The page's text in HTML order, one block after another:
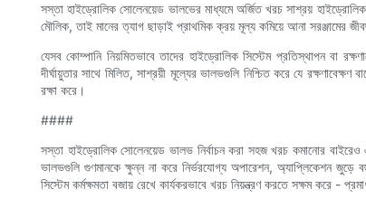
সস্তা হাইড্রোলিক সোলেনয়েড ভালভের মাধ্যমে অর্জিত খরচ সাশ্রয় হাইড্রোলিক
মৌলিক, তাই মানের ত্যাগ ছাড়াই প্রাথমিক ক্রয় মূল্য কমিয়ে আনা সরঞ্জামের
যেসব কোম্পানি নিয়মিতভাবে তাদের হাইড্রোলিক সিস্টেম প্রতিস্থাপন বা
দীর্ঘায়ুতার সাথে মিলিত, সাশ্রয়ী মূল্যের ভালভগুলি নিশ্চিত করে যে
রক্ষা করে।
####
সস্তা হাইড্রোলিক সোলেনয়েড ভালভ নির্বাচন করা সহজ খরচ কমানোর বাইরেও
ভালভগুলি গুণমানকে ক্ষুন্ন না করে নির্ভরযোগ্য অপারেশন, অ্যাপ্লিকেশন
সিস্টেম কর্মক্ষমতা বজায় রেখে কার্যকরভাবে খরচ নিয়ন্ত্রণ করতে সক্ষম করে -